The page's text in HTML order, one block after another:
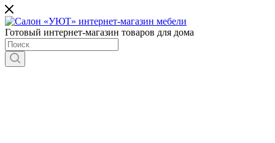
Готовый интернет-магазин товаров для дома